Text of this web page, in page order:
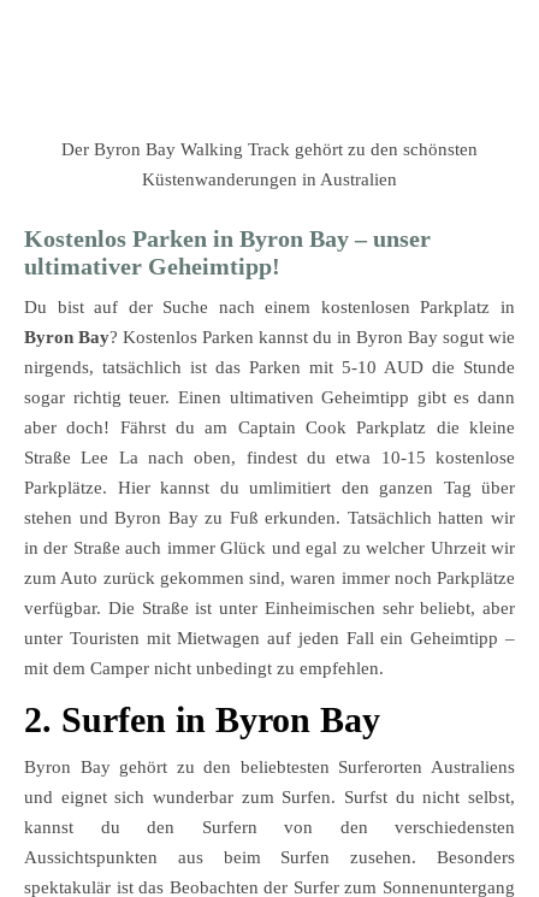
Der Byron Bay Walking Track gehört zu den schönsten
Küstenwanderungen in Australien
Kostenlos Parken in Byron Bay – unser
ultimativer Geheimtipp!
Du bist auf der Suche nach einem kostenlosen Parkplatz in
Byron Bay? Kostenlos Parken kannst du in Byron Bay sogut wie
nirgends, tatsächlich ist das Parken mit 5-10 AUD die Stunde
sogar richtig teuer. Einen ultimativen Geheimtipp gibt es dann
aber doch! Fährst du am Captain Cook Parkplatz die kleine
Straße Lee La nach oben, findest du etwa 10-15 kostenlose
Parkplätze. Hier kannst du umlimitiert den ganzen Tag über
stehen und Byron Bay zu Fuß erkunden. Tatsächlich hatten wir
in der Straße auch immer Glück und egal zu welcher Uhrzeit wir
zum Auto zurück gekommen sind, waren immer noch Parkplätze
verfügbar. Die Straße ist unter Einheimischen sehr beliebt, aber
unter Touristen mit Mietwagen auf jeden Fall ein Geheimtipp –
mit dem Camper nicht unbedingt zu empfehlen.
2. Surfen in Byron Bay
Byron Bay gehört zu den beliebtesten Surferorten Australiens
und eignet sich wunderbar zum Surfen. Surfst du nicht selbst,
kannst du den Surfern von den verschiedensten
Aussichtspunkten aus beim Surfen zusehen. Besonders
spektakulär ist das Beobachten der Surfer zum Sonnenuntergang